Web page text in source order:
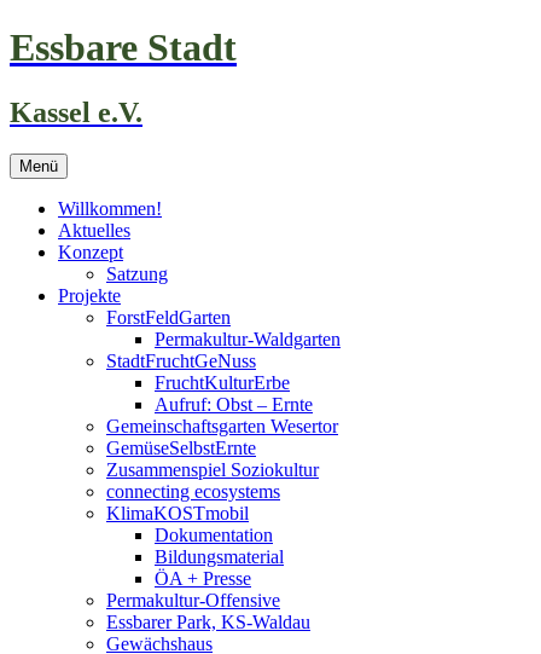
Zum
Inhalt
Essbare Stadt
Kassel e.V.
Menü
Willkommen!
Aktuelles
Konzept
Satzung
Projekte
ForstFeldGarten
Permakultur-Waldgarten
StadtFruchtGeNuss
FruchtKulturErbe
Aufruf: Obst – Ernte
Gemeinschaftsgarten Wesertor
GemüseSelbstErnte
Zusammenspiel Soziokultur
connecting ecosystems
KlimaKOSTmobil
Dokumentation
Bildungsmaterial
ÖA + Presse
Permakultur-Offensive
Essbarer Park, KS-Waldau
Gewächshaus